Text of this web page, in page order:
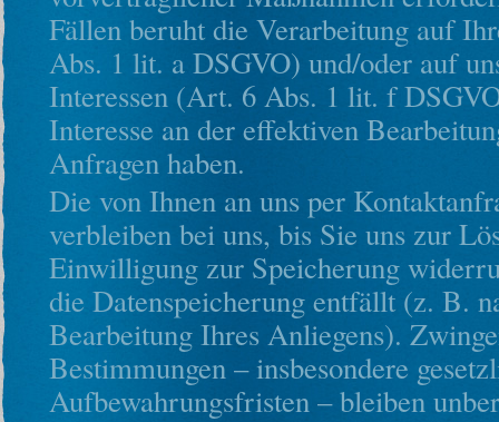
Fällen beruht die Verarbeitung auf
Abs. 1 lit. a DSGVO) und/oder auf
Interessen (Art. 6 Abs. 1 lit. f
Interesse an der effektiven
Anfragen haben.
Die von Ihnen an uns per
verbleiben bei uns, bis Sie uns zur
Einwilligung zur Speicherung
die Datenspeicherung entfällt (z. B.
Bearbeitung Ihres Anliegens).
Bestimmungen – insbesondere
Aufbewahrungsfristen – bleiben